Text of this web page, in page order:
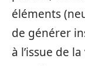
éléments
de générer
à l’issue de